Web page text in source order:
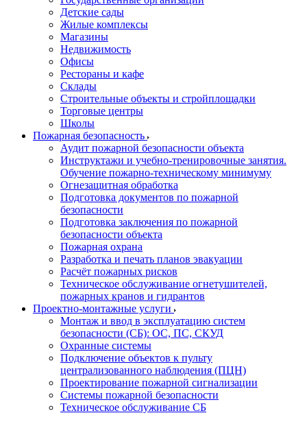
Детские сады
Жилые комплексы
Магазины
Недвижимость
Офисы
Рестораны и кафе
Склады
Строительные объекты и стройплощадки
Торговые центры
Школы
Пожарная безопасность
Аудит пожарной безопасности объекта
Инструктажи и учебно-тренировочные занятия.
Обучение пожарно-техническому минимуму
Огнезащитная обработка
Подготовка документов по пожарной
безопасности
Подготовка заключения по пожарной
безопасности объекта
Пожарная охрана
Разработка и печать планов эвакуации
Расчёт пожарных рисков
Техническое обслуживание огнетушителей,
пожарных кранов и гидрантов
Проектно-монтажные услуги
Монтаж и ввод в эксплуатацию систем
безопасности (СБ): ОС, ПС, СКУД
Охранные системы
Подключение объектов к пульту
централизованного наблюдения (ПЦН)
Проектирование пожарной сигнализации
Системы пожарной безопасности
Техническое обслуживание СБ